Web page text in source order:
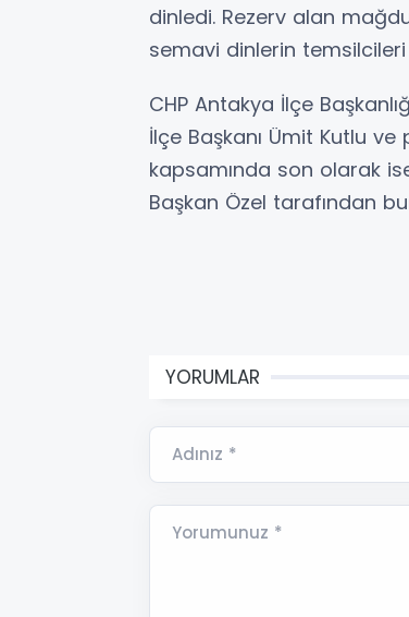
dinledi. Rezerv alan
semavi dinlerin
CHP Antakya İlçe
İlçe Başkanı Ümit Kutlu
kapsamında son olarak ise
Başkan Özel tarafından
YORUMLAR
Adınız *
Yorumunuz *